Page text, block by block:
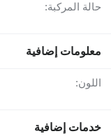
حالة المركبة:
معلومات إضافية
اللون:
خدمات إضافية